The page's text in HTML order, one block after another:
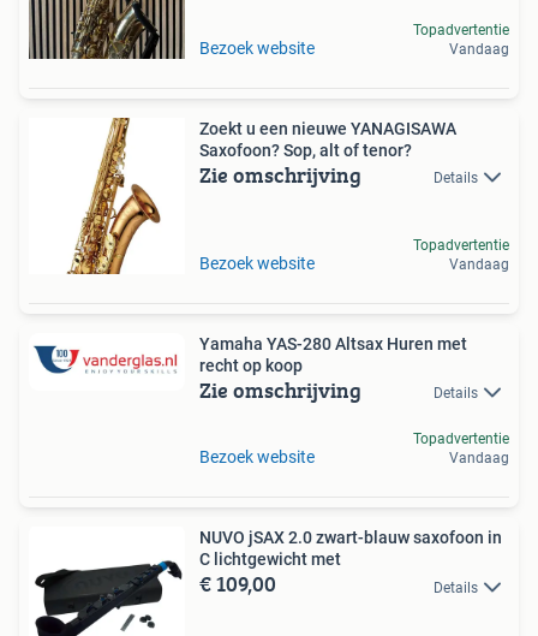
Bezoek website
Topadvertentie
Vandaag
Zoekt u een nieuwe YANAGISAWA
Saxofoon? Sop, alt of tenor?
Zie omschrijving Details
Bezoek website
Topadvertentie
Vandaag
Yamaha YAS-280 Altsax Huren met
recht op koop
Zie omschrijving Details
Bezoek website
Topadvertentie
Vandaag
NUVO jSAX 2.0 zwart-blauw saxofoon in
C lichtgewicht met
€ 109,00 Details